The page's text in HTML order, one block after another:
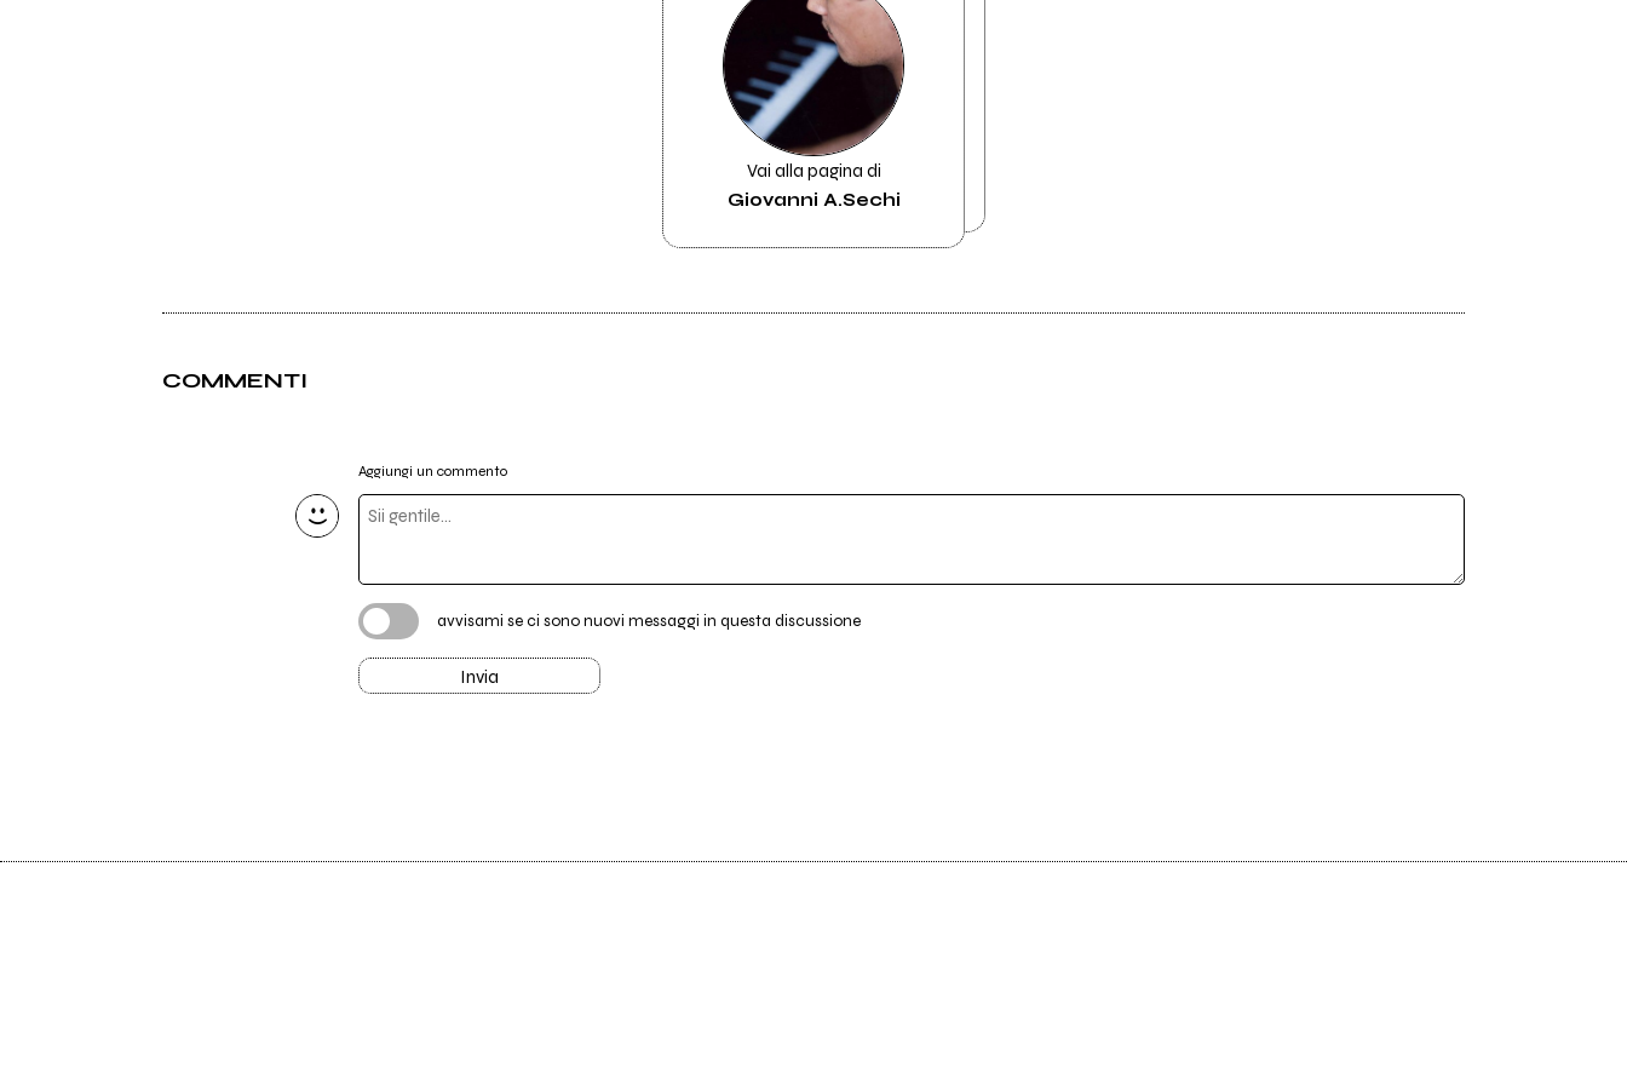
Vai alla pagina di
Giovanni A.Sechi
COMMENTI
Aggiungi un commento
avvisami se ci sono nuovi messaggi in questa discussione
Invia